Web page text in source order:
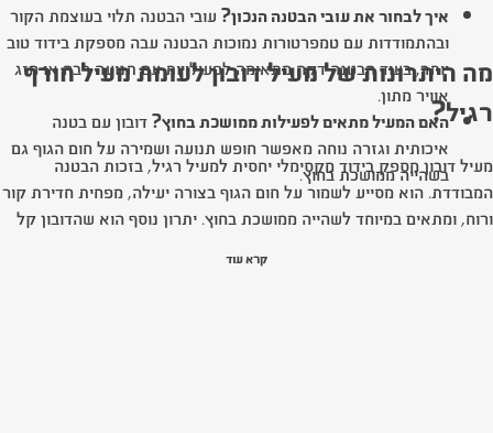
איך לבחור את עובי הבטנה הנכון? עובי הבטנה תלוי בעוצמת הקור
ובהתמודדות עם טמפרטורות נמוכות הבטנה עבה מספקת בידוד טוב
יותר, בעוד הבטנה דקה מתאימה לפעילויות עם תנועה רבה או מזג
אוויר מתון.
האם המעיל מתאים לפעילות ממושכת בחוץ?דובון עם בטנה
איכותית וגזרה נוחה מאפשר חופש תנועה ושמירה על חום הגוף גם
בשהייה ממושכת בחוץ.
מה היתרונות של מעיל דובון לעומת מעיל חורף
רגיל?
מעיל דובון מספק בידוד מקסימלי יחסית למעיל רגיל, בזכות הבטנה
המבודדת. הוא מסייע לשמור על חום הגוף בצורה יעילה, מפחית חדירת קור
ורוח, ומתאים במיוחד לשהייה ממושכת בחוץ. יתרון נוסף הוא שהדובון קל
קרא עוד